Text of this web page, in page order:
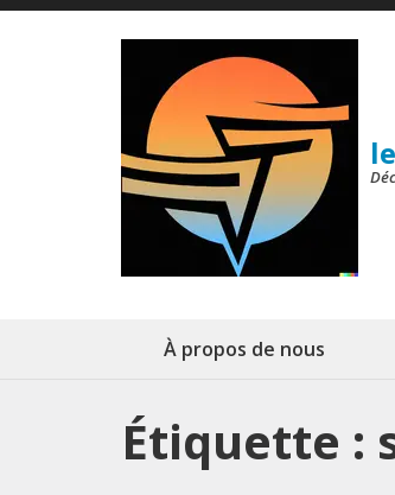
Aller
À propos de nous
Étiquette :